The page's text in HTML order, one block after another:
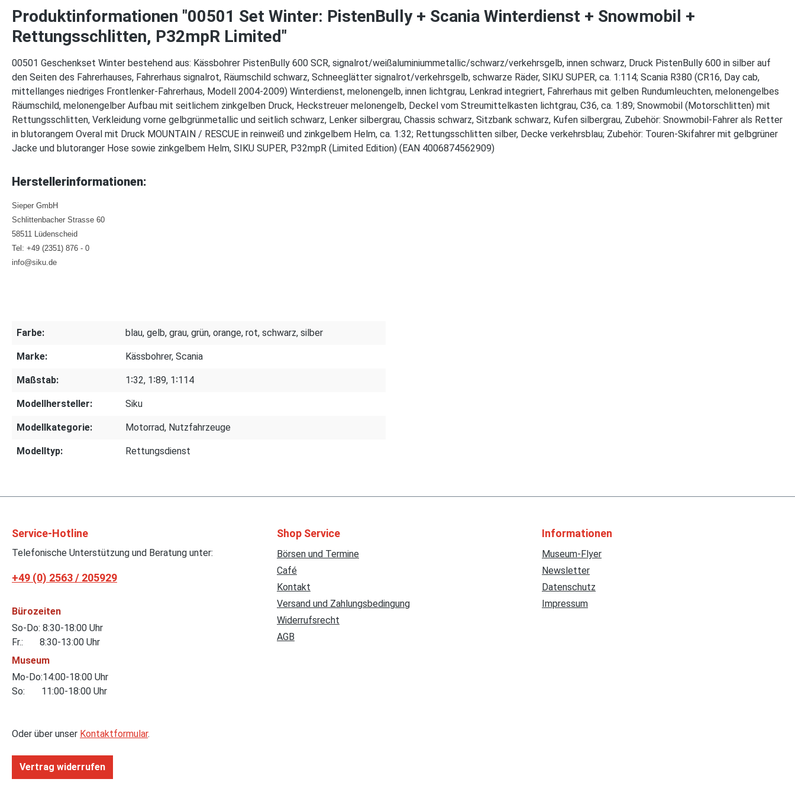
Produktinformationen "00501 Set Winter: PistenBully + Scania Winterdienst + Snowmobil +
Rettungsschlitten, P32mpR Limited"
00501 Geschenkset Winter bestehend aus: Kässbohrer PistenBully 600 SCR, signalrot/weißaluminiummetallic/schwarz/verkehrsgelb, innen schwarz, Druck PistenBully 600 in silber auf
den Seiten des Fahrerhauses, Fahrerhaus signalrot, Räumschild schwarz, Schneeglätter signalrot/verkehrsgelb, schwarze Räder, SIKU SUPER, ca. 1:114; Scania R380 (CR16, Day cab,
mittellanges niedriges Frontlenker-Fahrerhaus, Modell 2004-2009) Winterdienst, melonengelb, innen lichtgrau, Lenkrad integriert, Fahrerhaus mit gelben Rundumleuchten, melonengelbes
Räumschild, melonengelber Aufbau mit seitlichem zinkgelben Druck, Heckstreuer melonengelb, Deckel vom Streumittelkasten lichtgrau, C36, ca. 1:89; Snowmobil (Motorschlitten) mit
Rettungsschlitten, Verkleidung vorne gelbgrünmetallic und seitlich schwarz, Lenker silbergrau, Chassis schwarz, Sitzbank schwarz, Kufen silbergrau, Zubehör: Snowmobil-Fahrer als Retter
in blutorangem Overal mit Druck MOUNTAIN / RESCUE in reinweiß und zinkgelbem Helm, ca. 1:32; Rettungsschlitten silber, Decke verkehrsblau; Zubehör: Touren-Skifahrer mit gelbgrüner
Jacke und blutoranger Hose sowie zinkgelbem Helm, SIKU SUPER, P32mpR (Limited Edition) (EAN 4006874562909)
Herstellerinformationen:
Sieper GmbH
Schlittenbacher Strasse 60
58511 Lüdenscheid
Tel: +49 (2351) 876 - 0
info@siku.de
Farbe: blau, gelb, grau, grün, orange, rot, schwarz, silber
Marke: Kässbohrer, Scania
Maßstab: 1∶32, 1∶89, 1∶114
Modellhersteller: Siku
Modellkategorie: Motorrad, Nutzfahrzeuge
Modelltyp: Rettungsdienst
Service-Hotline
Telefonische Unterstützung und Beratung unter:
+49 (0) 2563 / 205929
Bürozeiten
So-Do: 8:30-18:00 Uhr
Fr.: 8:30-13:00 Uhr
Museum
Mo-Do:14:00-18:00 Uhr
So: 11:00-18:00 Uhr
Oder über unser Kontaktformular.
Vertrag widerrufen
Shop Service
Börsen und Termine
Café
Kontakt
Versand und Zahlungsbedingung
Widerrufsrecht
AGB
Informationen
Museum-Flyer
Newsletter
Datenschutz
Impressum